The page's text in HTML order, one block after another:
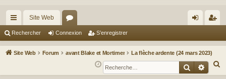
cc
ès
Site Web
or
u ne
xi
nr
eg
Rechercher Connexion S’enregistrer
Site Web Forum avant Blake et Mortimer
La flèche ardente (24 mars 2023)
e